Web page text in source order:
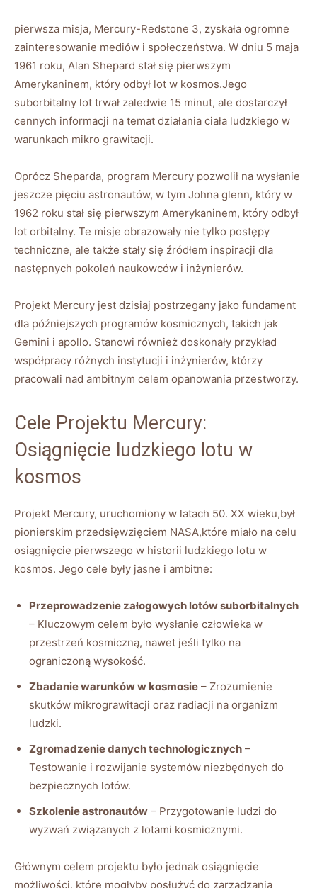
pierwsza misja, Mercury-Redstone 3, zyskała ogromne
zainteresowanie mediów i społeczeństwa. W dniu 5 maja
1961 roku, Alan Shepard stał się pierwszym
Amerykaninem, który odbył lot w kosmos.Jego
suborbitalny lot trwał zaledwie 15 minut, ale dostarczył
cennych informacji na temat działania ciała ludzkiego w
warunkach mikro grawitacji.
Oprócz Sheparda, program Mercury pozwolił na wysłanie
jeszcze pięciu astronautów, w tym Johna glenn, który w
1962 roku stał się pierwszym Amerykaninem, który odbył
lot orbitalny. Te misje obrazowały nie tylko postępy
techniczne, ale także stały się źródłem inspiracji dla
następnych pokoleń naukowców i inżynierów.
Projekt Mercury jest dzisiaj postrzegany jako fundament
dla późniejszych programów kosmicznych, takich jak
Gemini i apollo. Stanowi również doskonały przykład
współpracy różnych instytucji i inżynierów, którzy
pracowali nad ambitnym celem opanowania przestworzy.
Cele Projektu Mercury:
Osiągnięcie ludzkiego lotu w
kosmos
Projekt Mercury, uruchomiony w latach 50. XX wieku,był
pionierskim przedsięwzięciem NASA,które miało na celu
osiągnięcie pierwszego w historii ludzkiego lotu w
kosmos. Jego cele były jasne i ambitne:
Przeprowadzenie załogowych lotów suborbitalnych
– Kluczowym celem było wysłanie człowieka w
przestrzeń kosmiczną, nawet jeśli tylko na
ograniczoną wysokość.
Zbadanie warunków w kosmosie – Zrozumienie
skutków mikrograwitacji oraz radiacji na organizm
ludzki.
Zgromadzenie danych technologicznych –
Testowanie i rozwijanie systemów niezbędnych do
bezpiecznych lotów.
Szkolenie astronautów – Przygotowanie ludzi do
wyzwań związanych z lotami kosmicznymi.
Głównym celem projektu było jednak osiągnięcie
możliwości, które mogłyby posłużyć do zarządzania